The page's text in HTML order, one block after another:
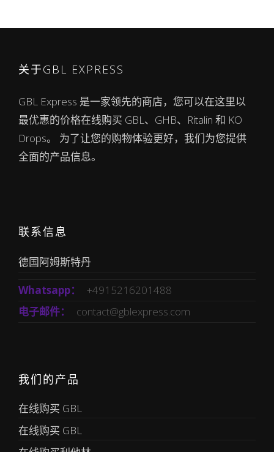
关于GBL EXPRESS
GBL Express 是一家领先的商店，您可以在这里以
最优惠的价格在线购买 GBL、GHB、Ritalin 和 KO
Drops。 为了让您的购物体验更好，我们为您提供
全面的产品信息。
联系信息
德国阿姆斯特丹
Whatsapp：
+4915216201488
电子邮件：
contact@gblexpress.com
我们的产品
在线购买 GBL
在线购买 GBL